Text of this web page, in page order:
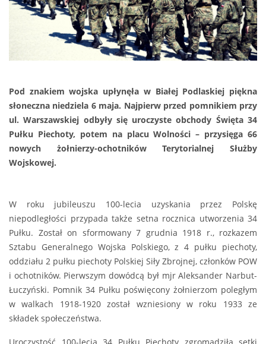
Pod znakiem wojska upłynęła w Białej Podlaskiej piękna
słoneczna niedziela 6 maja. Najpierw przed pomnikiem przy
ul. Warszawskiej odbyły się uroczyste obchody Święta 34
Pułku Piechoty, potem na placu Wolności – przysięga 66
nowych żołnierzy-ochotników Terytorialnej Służby
Wojskowej.
W roku jubileuszu 100-lecia uzyskania przez Polskę
niepodległości przypada także setna rocznica utworzenia 34
Pułku. Został on sformowany 7 grudnia 1918 r., rozkazem
Sztabu Generalnego Wojska Polskiego, z 4 pułku piechoty,
oddziału 2 pułku piechoty Polskiej Siły Zbrojnej, członków POW
i ochotników. Pierwszym dowódcą był mjr Aleksander Narbut-
Łuczyński. Pomnik 34 Pułku poświęcony żołnierzom poległym
w walkach 1918-1920 został wzniesiony w roku 1933 ze
składek społeczeństwa.